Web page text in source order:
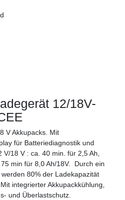
12/18V-
V Akkupacks. Mit
für Batteriediagnostik und
18 V : ca. 40 min. für 2,5 Ah,
min für 8,0 Ah/18V. Durch ein
80% der Ladekapazität
integrierter Akkupackkühlung,
und Überlastschutz.